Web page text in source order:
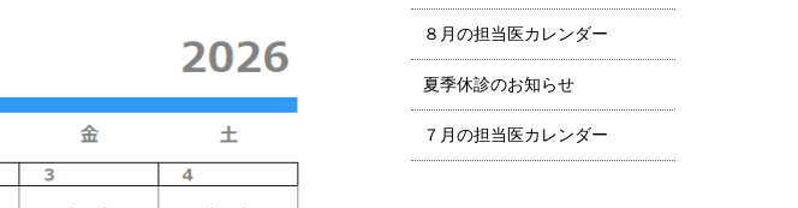
８月の担当医カレンダー
夏季休診のお知らせ
７月の担当医カレンダー